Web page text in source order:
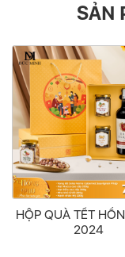
SẢN
HỘP QUÀ TẾT
2024